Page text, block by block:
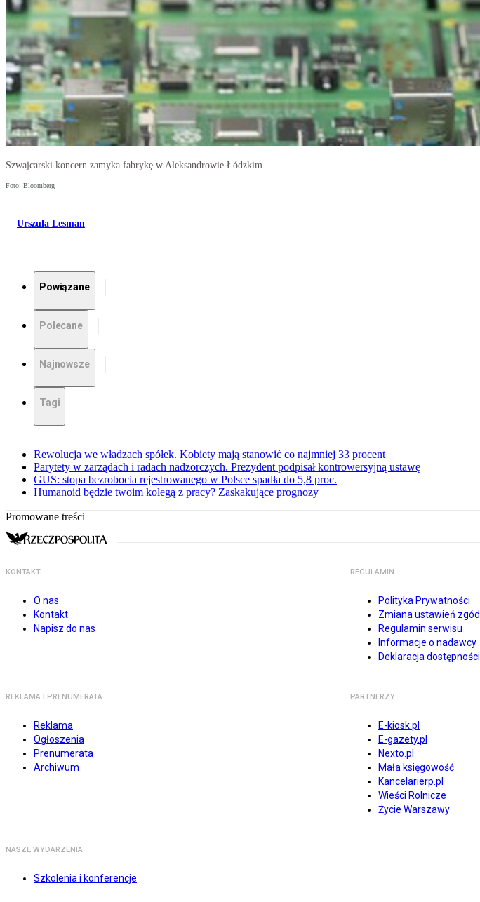
Szwajcarski koncern zamyka fabrykę w Aleksandrowie Łódzkim
Foto: Bloomberg
Urszula Lesman
Powiązane
Polecane
Najnowsze
Tagi
Rewolucja we władzach spółek. Kobiety mają stanowić co najmniej 33 procent
Parytety w zarządach i radach nadzorczych. Prezydent podpisał kontrowersyjną ustawę
GUS: stopa bezrobocia rejestrowanego w Polsce spadła do 5,8 proc.
Humanoid będzie twoim kolegą z pracy? Zaskakujące prognozy
Promowane treści
KONTAKT
O nas
Kontakt
Napisz do nas
REGULAMIN
Polityka Prywatności
Zmiana ustawień zgód
Regulamin serwisu
Informacje o nadawcy
Deklaracja dostępności
REKLAMA I PRENUMERATA
Reklama
Ogłoszenia
Prenumerata
Archiwum
PARTNERZY
E-kiosk.pl
E-gazety.pl
Nexto.pl
Mała księgowość
Kancelarierp.pl
Wieści Rolnicze
Życie Warszawy
NASZE WYDARZENIA
Szkolenia i konferencje